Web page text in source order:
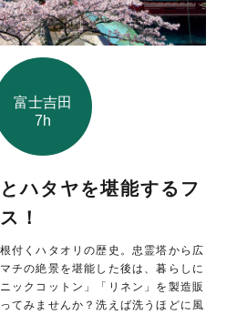
富士吉田
7h
ハタヤを堪能するフ
！
付くハタオリの歴史。忠霊塔から広
チの絶景を堪能した後は、暮らしに
ックコットン」「リネン」を製造販
てみませんか？洗えば洗うほどに風